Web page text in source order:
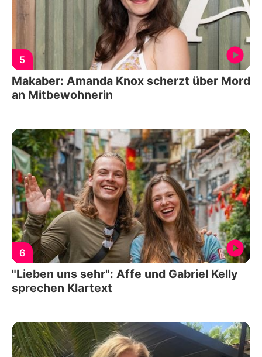
5
Makaber: Amanda Knox scherzt über Mord
an Mitbewohnerin
6
"Lieben uns sehr": Affe und Gabriel Kelly
sprechen Klartext